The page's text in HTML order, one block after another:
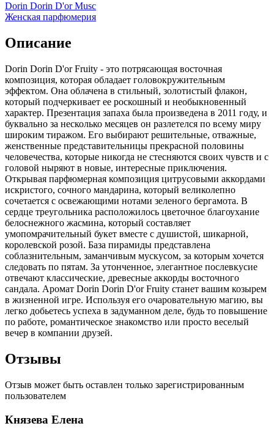
Dorin Dorin D'or Musc
Женская парфюмерия
Описание
Dorin Dorin D'or Fruity - это потрясающая восточная
композиция, которая обладает головокружительным
эффектом. Она облачена в стильный, золотистый флакон,
который подчеркивает ее роскошный и необыкновенный
характер. Презентация запаха была произведена в 2011 году, и
буквально за несколько месяцев он разлетелся по всему миру
широким тиражом. Его выбирают решительные, отважные,
женственные представительницы прекрасной половины
человечества, которые никогда не стесняются своих чувств и с
головой ныряют в новые, интересные приключения.
Открывая парфюмерная композиция цитрусовыми аккордами
искристого, сочного мандарина, который великолепно
сочетается с освежающими нотами зеленого бергамота. В
сердце треугольника расположилось цветочное благоухание
белоснежного жасмина, который составляет
умопомрачительный букет вместе с душистой, шикарной,
королевской розой. База пирамиды представлена
соблазнительным, заманчивым мускусом, за которым хочется
следовать по пятам. За утонченное, элегантное послевкусие
отвечают классические, древесные аккорды восточного
сандала. Аромат Dorin Dorin D'or Fruity станет вашим козырем
в жизненной игре. Используя его очаровательную магию, вы
легко добьетесь успеха в задуманном деле, будь то повышение
по работе, романтическое знакомство или просто веселый
вечер в компании друзей.
Отзывы
Отзыв может быть оставлен только зарегистрированным
пользователем
Князева Елена